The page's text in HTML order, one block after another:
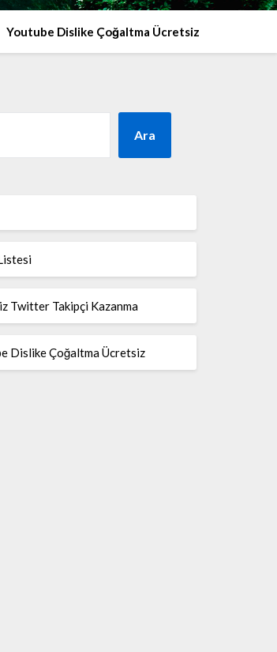
Youtube Dislike Çoğaltma Ücretsiz
Ara
Twitter Takipçi Kazanma
Dislike Çoğaltma Ücretsiz